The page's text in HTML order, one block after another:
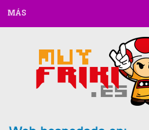
MÁS